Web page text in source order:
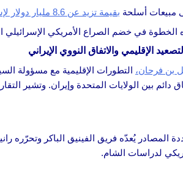
مبيعات أسلحة بقيمة تزيد عن 8.6 مليار دولار لإسرائيل وقطر والكويت والإمارات العربية المتحدة دون مراجعة الكونغرس،
في خضم الصراع الأمريكي الإسرائيلي
الإقليمي والاتفاق النووي الإيراني
بن فرحان، التطورات الإقليمية مع مسؤولة
دائم بين الولايات المتحدة وإيران. وتشير
المصادر يُعدّه فريق الفينيق الباكر
لدراسات الشام.